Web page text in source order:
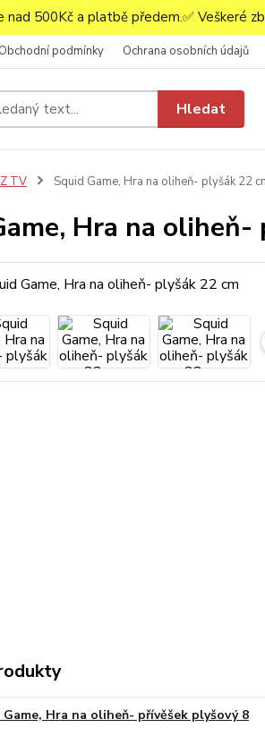
500Kč a platbě předem.✅ Veškeré
Obchodní podmínky Ochrana osobních údajů
Hledat
TV Squid Game, Hra na oliheň- plyšák 22
Hra na oliheň-
Game, Hra na oliheň- přívěšek plyšový 8